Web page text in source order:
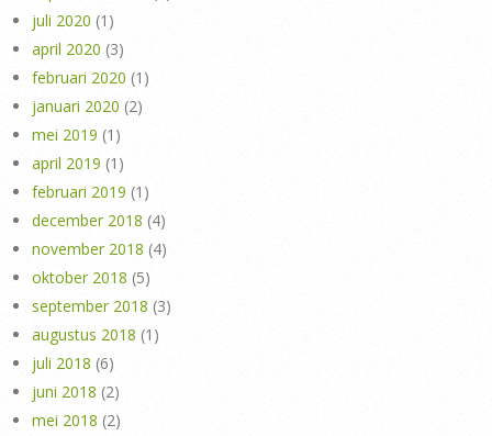
juli 2020 (1)
april 2020 (3)
februari 2020 (1)
januari 2020 (2)
mei 2019 (1)
april 2019 (1)
februari 2019 (1)
december 2018 (4)
november 2018 (4)
oktober 2018 (5)
september 2018 (3)
augustus 2018 (1)
juli 2018 (6)
juni 2018 (2)
mei 2018 (2)